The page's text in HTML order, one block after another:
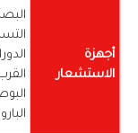
أجهزة
الاستشعار